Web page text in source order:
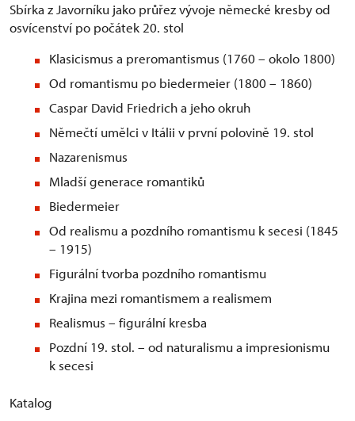
Sbírka z Javorníku jako průřez vývoje německé kresby od
osvícenství po počátek 20. stol
Klasicismus a preromantismus (1760 – okolo 1800)
Od romantismu po biedermeier (1800 – 1860)
Caspar David Friedrich a jeho okruh
Němečtí umělci v Itálii v první polovině 19. stol
Nazarenismus
Mladší generace romantiků
Biedermeier
Od realismu a pozdního romantismu k secesi (1845
– 1915)
Figurální tvorba pozdního romantismu
Krajina mezi romantismem a realismem
Realismus – figurální kresba
Pozdní 19. stol. – od naturalismu a impresionismu
k secesi
Katalog